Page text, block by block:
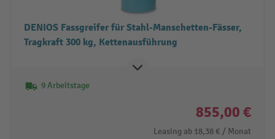
DENIOS Fassgreifer für Stahl-Manschetten-Fässer,
Tragkraft 300 kg, Kettenausführung
9 Arbeitstage
855,00 €
Leasing ab 18,38 € / Monat